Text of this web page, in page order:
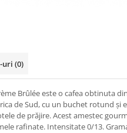
uri (0)
Brûlée este o cafea obtinuta
de Sud, cu un buchet rotund şi
de prăjire. Acest amestec
rafinate. Intensitate 0/13.